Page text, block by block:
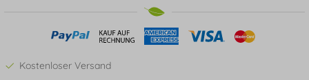
Kostenloser Versand